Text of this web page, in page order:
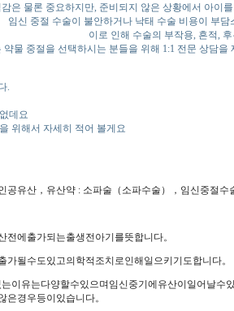
은 물론 중요하지만, 준비되지 않은 상황에서 아이
임신 중절 수술이 불안하거나 낙태 수술 비용이 부
이로 인해 수술의 부작용, 흔적,
약물 중절을 선택하시는 분들을 위해 1:1 전문 상담
.
데요
위해서 자세히 적어 볼게요
공유산，유산약 : 소파술（소파수술），임신중절
전에출가되는출생전아기를뜻합니다。
가될수도있고의학적조치로인해일으키기도합니다。
이유는다양할수있으며임신중기에유산이일어날
은경우등이있습니다。